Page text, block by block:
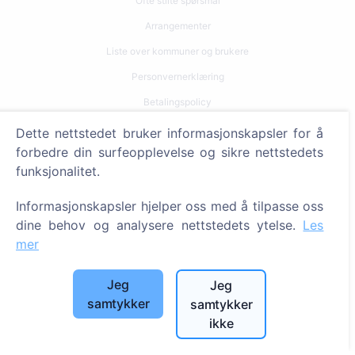
Arrangementer
Liste over kommuner og brukere
Personvernerklæring
Betalingspolicy
Innstillinger for informasjonskapsler
Søk
Søk etter gravplasser
SIA "CEMETY", LV40103618951
Dette nettstedet bruker informasjonskapsler for å
forbedre din surfeopplevelse og sikre nettstedets
funksjonalitet.
Informasjonskapsler hjelper oss med å tilpasse oss
dine behov og analysere nettstedets ytelse. Les
mer
Jeg
samtykker
Jeg
samtykker
ikke